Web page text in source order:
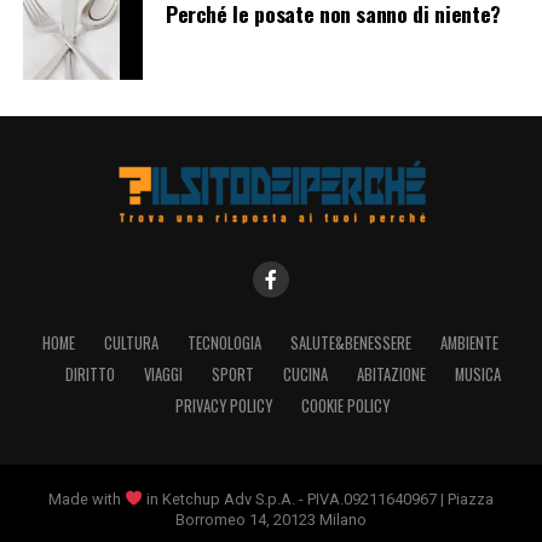
una priorità assoluta per l’industria dell’aviazione e le
procedure di evacuazione sono progettate per garantire
la massima protezione dei passeggeri e dell’equipaggio
in situazioni critiche. Seguire le istruzioni
fondamentali per affrontare con successo
un’evacuazione aerea e garantire la sicurezza di tutti a
Perché le posate non sanno di niente?
HOME CULTURA TECNOLOGIA SALUTE&BENESSERE
AMBIENTE
DIRITTO
VIAGGI SPORT CUCINA ABITAZIONE
MUSICA
PRIVACY POLICY
COOKIE POLICY
Made with
in Ketchup Adv S.p.A. - PIVA.09211640967 | Piazza
Borromeo 14, 20123 Milano